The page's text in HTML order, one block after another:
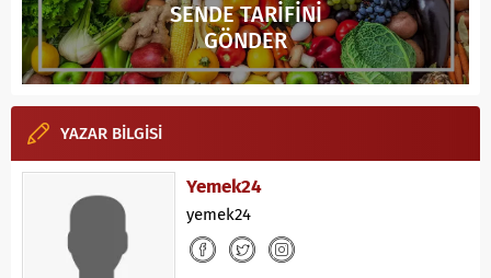
SENDE TARİFİNİ
GÖNDER
YAZAR BİLGİSİ
Yemek24
yemek24